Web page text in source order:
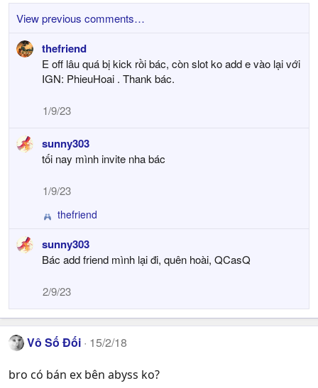
View previous comments…
thefriend
E off lâu quá bị kick rồi bác, còn slot ko add e vào lại với
IGN: PhieuHoai . Thank bác.
1/9/23
sunny303
tối nay mình invite nha bác
1/9/23
R
a
c
n
s
thefriend
sunny303
Bác add friend mình lại đi, quên hoài, QCasQ
2/9/23
Vô Số Đối 15/2/18
bro có bán ex bên abyss ko?